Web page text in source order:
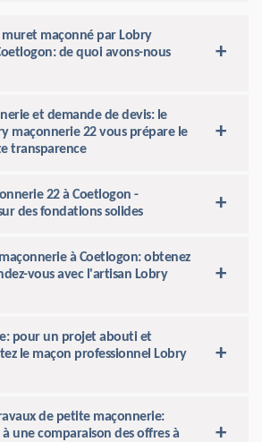
maçonné par Lobry
de quoi avons-nous
et demande de devis: le
maçonnerie 22 vous prépare le
transparence
22 à Coetlogon -
des fondations solides
à Coetlogon: obtenez
vous avec l'artisan Lobry
pour un projet abouti et
le maçon professionnel Lobry
de petite maçonnerie:
une comparaison des offres à